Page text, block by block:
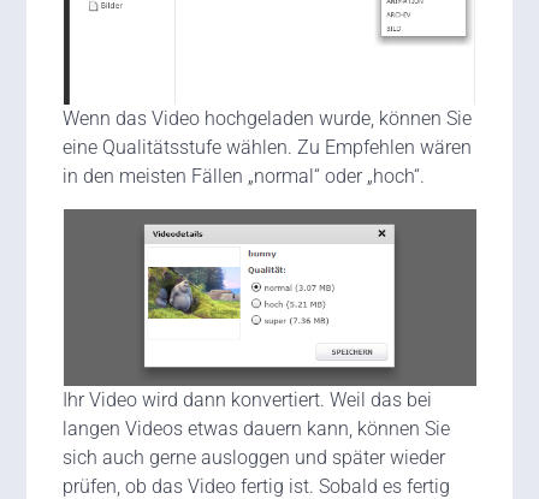
Wenn das Video hochgeladen wurde, können Sie
eine Qualitätsstufe wählen. Zu Empfehlen wären
in den meisten Fällen „normal“ oder „hoch“.
Ihr Video wird dann konvertiert. Weil das bei
langen Videos etwas dauern kann, können Sie
sich auch gerne ausloggen und später wieder
prüfen, ob das Video fertig ist. Sobald es fertig